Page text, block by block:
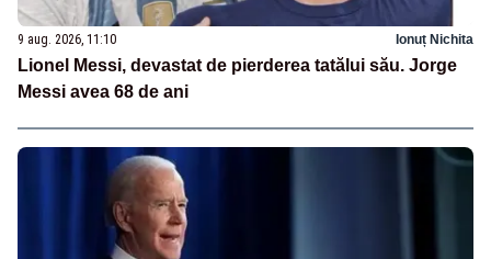
9 aug. 2026, 11:10 Ionuț Nichita
Lionel Messi, devastat de pierderea tatălui său. Jorge
Messi avea 68 de ani